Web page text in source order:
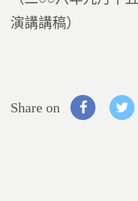
演講講稿）
Share on